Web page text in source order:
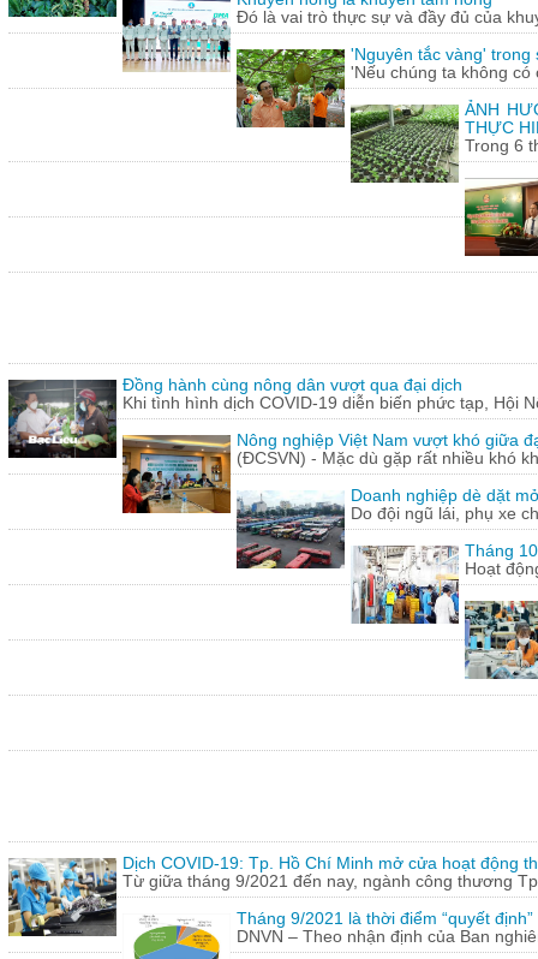
Đó là vai trò thực sự và đầy đủ của
'Nguyên tắc vàng' trong
'Nếu chúng ta không
ẢNH
THỰC
Trong 6
Đồng hành cùng nông dân vượt qua đại dịch
Khi tình hình dịch COVID-19 diễn biến phức tạp, Hội
Nông nghiệp Việt Nam vượt khó giữa
(ĐCSVN) - Mặc dù gặp rất nhiều khó
Doanh nghiệp dè dặt
Do đội ngũ lái, phụ xe
Tháng
Hoạt
Dịch COVID-19: Tp. Hồ Chí Minh mở cửa hoạt động
Từ giữa tháng 9/2021 đến nay, ngành công thương
Tháng 9/2021 là thời điểm “quyết
DNVN – Theo nhận định của Ban